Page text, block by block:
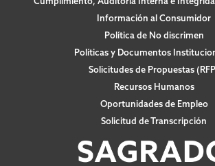
Información al Consumidor
Política de No discrimen
Políticas y Documentos
Solicitudes de Propuestas
Recursos Humanos
Oportunidades de Empleo
Solicitud de Transcripción